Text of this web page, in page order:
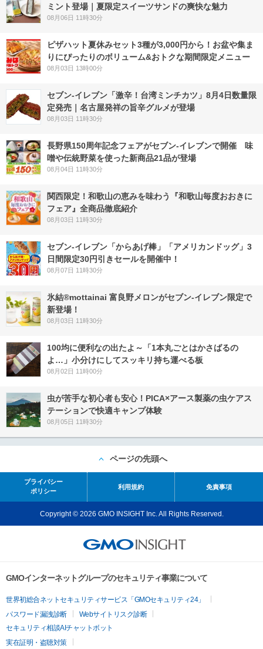
ミント登場｜夏限定スイーツサンドの爽快な魅力
08月06日 11時30分
ピザハット夏休みセット3種が3,000円から！お盆や集ま
りにぴったりのボリューム&おトクな期間限定メニュー
08月03日 13時00分
セブン-イレブン「激辛！台湾ミンチカツ」8月4日数量限
定発売｜名古屋発祥の旨辛グルメが登場
08月03日 11時30分
長野県150周年記念フェアがセブン-イレブンで開催 味
噌や伝統野菜を使った新商品21品が登場
08月04日 11時30分
関西限定！和歌山の恵みを味わう『和歌山毎度おおきに
フェア』全商品徹底紹介
08月03日 11時30分
セブン‐イレブン「からあげ棒」「アメリカンドッグ」3
日間限定30円引きセールを開催中！
08月07日 11時30分
氷結®mottainai 富良野メロンがセブン‐イレブン限定で
新登場！
08月03日 11時30分
100均に便利なの出たよ～「1本丸ごとはかさばるの
よ…」小分けにしてスッキリ持ち運べる板
08月02日 11時00分
虫が苦手な初心者も安心！PICA×アース製薬の虫ケアス
テーションで快適キャンプ体験
08月05日 11時30分
ページの先頭へ
プライバシー
ポリシー
利用規約 免責事項
Copyright © 2026 GMO INSIGHT Inc. All Rights Reserved.
GMOインターネットグループのセキュリティ事業について
世界初総合ネットセキュリティサービス「GMOセキュリティ24」
パスワード漏洩診断
Webサイトリスク診断
セキュリティ相談AIチャットボット
実在証明・盗聴対策